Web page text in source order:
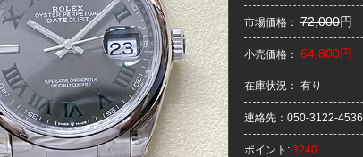
市場価格： 72,000円
小売価格： 64,800円
在庫状況： 有り
連絡先： 050-3122-4536
ポイント: 3240